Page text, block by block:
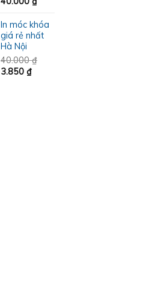
In móc khóa
giá rẻ nhất
Hà Nội
40.000₫
Giá
3.850 ₫Giá